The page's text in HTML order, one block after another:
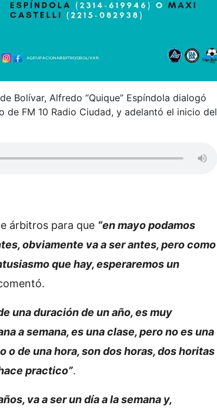
Bolívar, Alfredo “Quique” Espíndola dialogó
FM 10 Radio Ciudad, y adelantó el inicio del
árbitros para que “en mayo podamos
obviamente va a ser antes, pero como
que hay, esperaremos un
una duración de un año, es muy
a semana, es una clase, pero no es una
de una hora, son dos horas, dos horitas
practico”.
va a ser un día a la semana y,